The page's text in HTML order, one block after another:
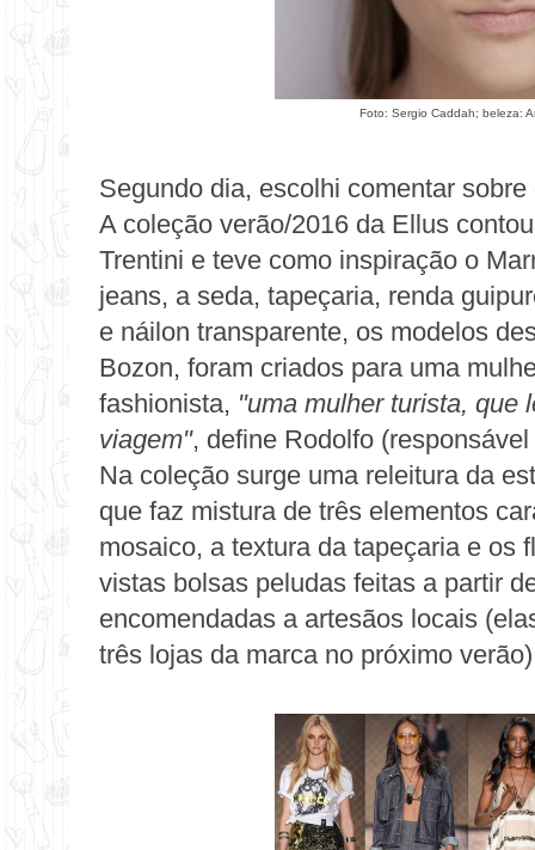
Foto: Sergio Caddah; beleza:
Segundo dia, escolhi comentar
A coleção verão/2016 da Ellus
Trentini e teve como inspiração o
jeans, a seda, tapeçaria, renda
e náilon transparente, os modelos
Bozon, foram criados para uma
fashionista, "uma mulher turista, que
viagem", define Rodolfo
Na coleção surge uma releitura da
que faz mistura de três elementos
mosaico, a textura da tapeçaria e os
vistas bolsas peludas feitas a partir
encomendadas a artesãos locais
três lojas da marca no próximo